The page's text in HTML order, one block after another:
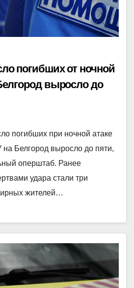
погибших от ночной
выросло до
погибших при ночной атаке
на Белгород выросло до пяти,
оперштаб. Ранее
удара стали три
жителей…